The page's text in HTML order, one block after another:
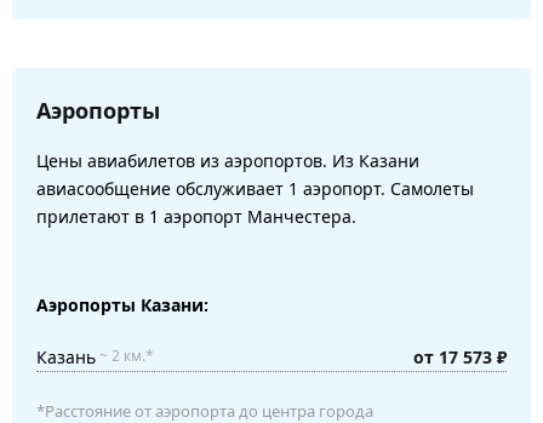
Аэропорты
Цены авиабилетов из аэропортов. Из Казани
авиасообщение обслуживает 1 аэропорт. Самолеты
прилетают в 1 аэропорт Манчестера.
Аэропорты Казани:
Казань~ 2 км.* от 17 573 ₽
*Расстояние от аэропорта до центра города